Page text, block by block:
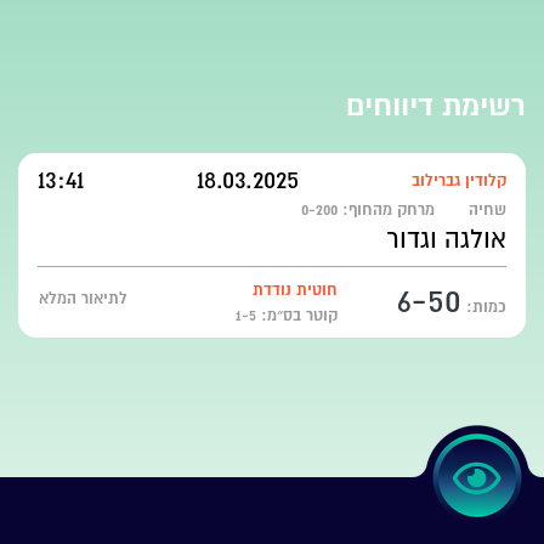
רשימת דיווחים
קלודין גברילוב 18.03.2025
13:41
שחיה מרחק מהחוף: 0-200
אולגה וגדור
כמות: 6-50
חוטית נודדת
קוטר בס״מ: 1-5
לתיאור המלא